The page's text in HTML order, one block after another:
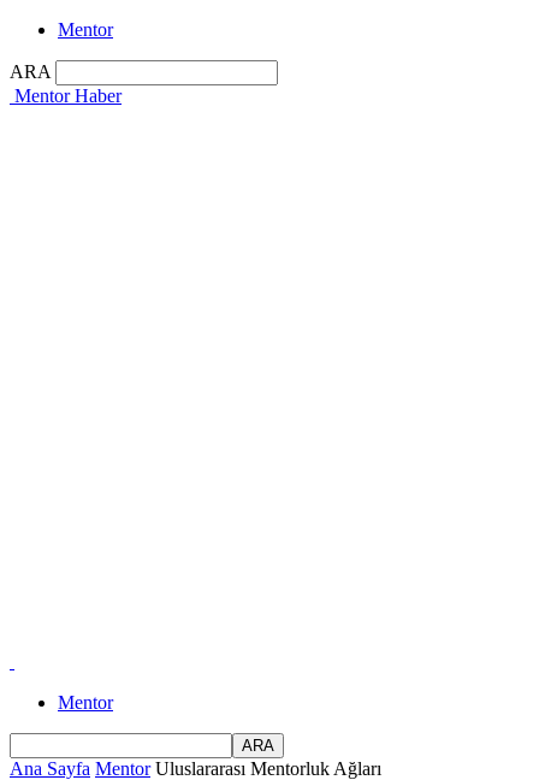
Mentor
ARA
Mentor Haber
Mentor
Ana Sayfa Mentor Uluslararası Mentorluk Ağları